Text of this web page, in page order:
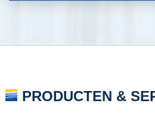
PRODUCTEN &